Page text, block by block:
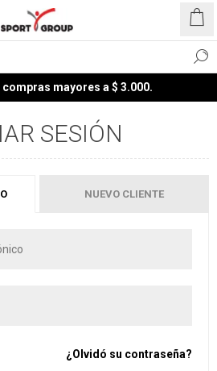
compras mayores a $ 3.000.
SESIÓN
NUEVO CLIENTE
¿Olvidó su contraseña?